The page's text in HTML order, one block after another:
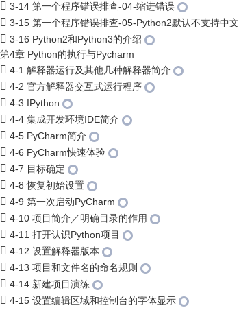
3-14 第一个程序错误排查-04-缩进错误
3-15 第一个程序错误排查-05-Python2默认不支持中文
3-16 Python2和Python3的介绍
第4章 Python的执行与Pycharm
4-1 解释器运行及其他几种解释器简介
4-2 官方解释器交互式运行程序
4-3 IPython
4-4 集成开发环境IDE简介
4-5 PyCharm简介
4-6 PyCharm快速体验
4-7 目标确定
4-8 恢复初始设置
4-9 第一次启动PyCharm
4-10 项目简介／明确目录的作用
4-11 打开认识Python项目
4-12 设置解释器版本
4-13 项目和文件名的命名规则
4-14 新建项目演练
4-15 设置编辑区域和控制台的字体显示